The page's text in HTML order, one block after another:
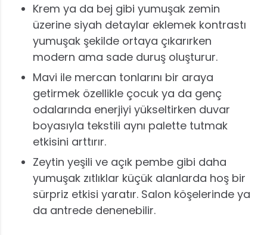
Krem ya da bej gibi yumuşak zemin
üzerine siyah detaylar eklemek kontrastı
yumuşak şekilde ortaya çıkarırken
modern ama sade duruş oluşturur.
Mavi ile mercan tonlarını bir araya
getirmek özellikle çocuk ya da genç
odalarında enerjiyi yükseltirken duvar
boyasıyla tekstili aynı palette tutmak
etkisini arttırır.
Zeytin yeşili ve açık pembe gibi daha
yumuşak zıtlıklar küçük alanlarda hoş bir
sürpriz etkisi yaratır. Salon köşelerinde ya
da antrede denenebilir.